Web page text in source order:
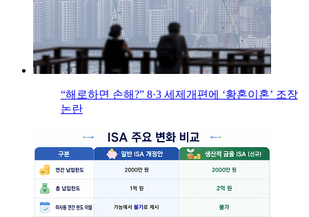
“해로하면 손해?” 8·3 세제개편에 ‘황혼이혼’ 조장
논란